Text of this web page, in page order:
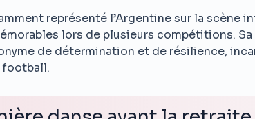
représenté l’Argentine sur la scène
lors de plusieurs compétitions. Sa
de détermination et de résilience,
football.